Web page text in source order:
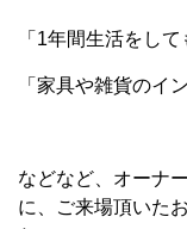
「1年間生活をし
「家具や雑貨のイ
などなど、オーナ
に、ご来場頂いた